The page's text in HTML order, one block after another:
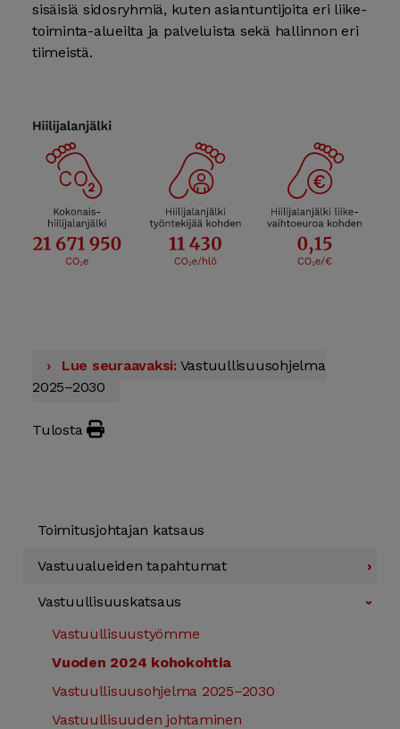
sisäisiä sidos­ryhmiä, kuten asian­tuntijoita eri liike­
toiminta-alueilta ja palveluista sekä hallinnon eri
tiimeistä.
Lue seuraavaksi: Vastuullisuus­ohjelma
2025–2030
Tulosta
Toimitus­johtajan katsaus
Vastuu­alueiden tapahtumat ›
Vastuullisuus­katsaus ›
Vastuullisuus­työmme
Vuoden 2024 koho­kohtia
Vastuullisuus­ohjelma 2025–2030
Vastuullisuuden johtaminen